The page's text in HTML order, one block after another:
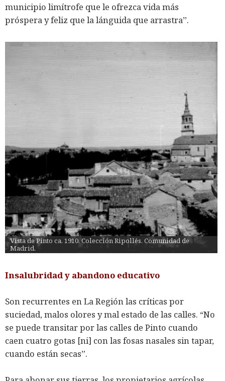
municipio limítrofe que le ofrezca vida más
próspera y feliz que la lánguida que arrastra”.
Vista de Pinto ca. 1910. Colección Ripollés. Comunidad de
Madrid.
Insalubridad y abandono educativo
Son recurrentes en La Región las críticas por
suciedad, malos olores y mal estado de las calles. “No
se puede transitar por las calles de Pinto cuando
caen cuatro gotas [ni] con las fosas nasales sin tapar,
cuando están secas”.